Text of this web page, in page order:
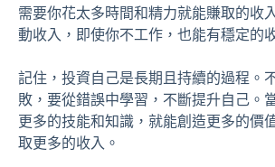
需要你花太多時間和精力就能賺取的收
動收入，即使你不工作，也能有穩定的
記住，投資自己是長期且持續的過程。
敗，要從錯誤中學習，不斷提升自己。
更多的技能和知識，就能創造更多的價
取更多的收入。